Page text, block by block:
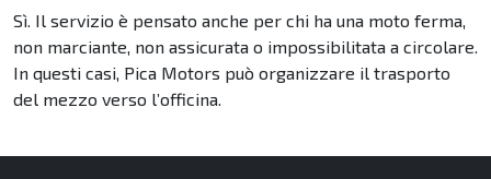
Sì. Il servizio è pensato anche per chi ha una moto ferma,
non marciante, non assicurata o impossibilitata a circolare.
In questi casi, Pica Motors può organizzare il trasporto
del mezzo verso l’officina.